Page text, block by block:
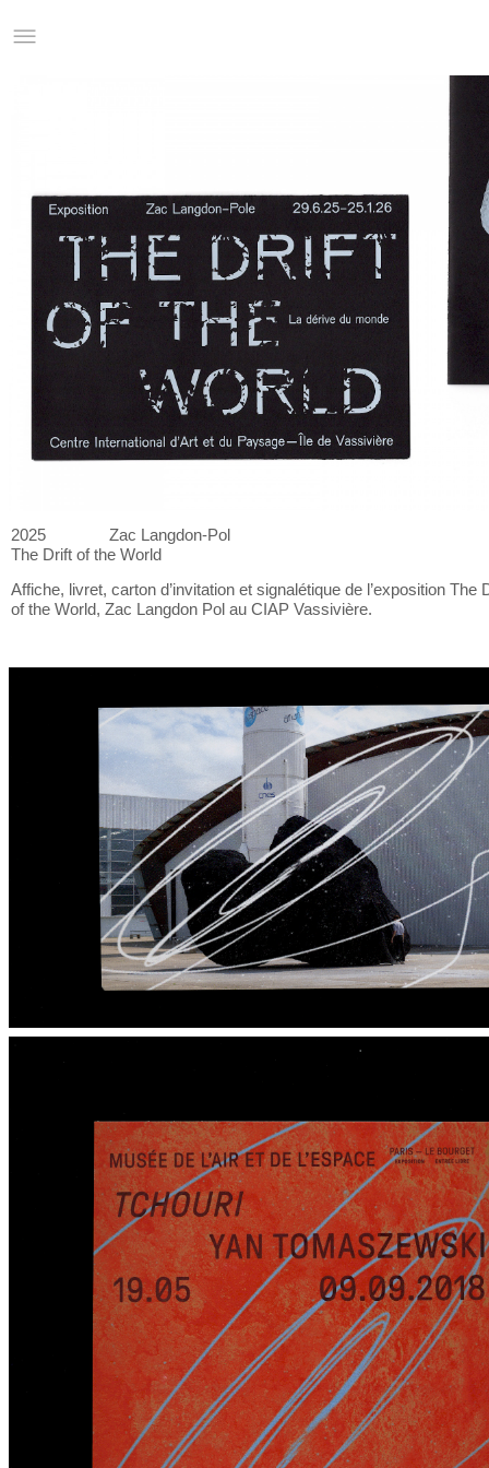
2025
Zac Langdon-Pol
The Drift of the World
Affiche, livret, carton d’invitation et signalétique de l’exposition The
of the World, Zac Langdon Pol au CIAP Vassivière.